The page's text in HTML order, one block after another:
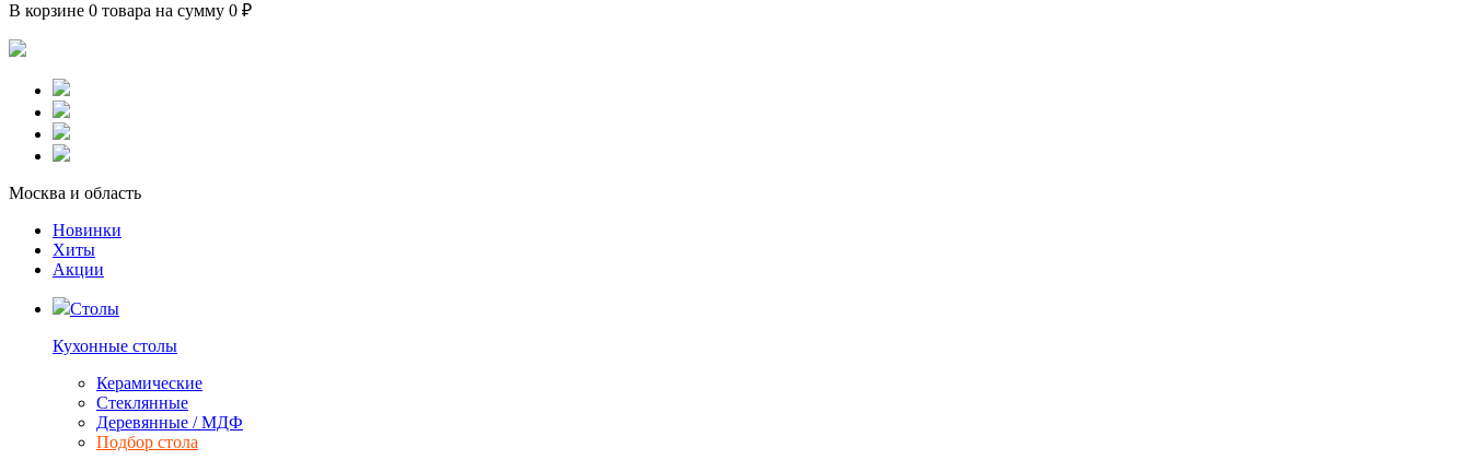
В корзине 0 товара на сумму 0 ₽
Москва и область
Новинки
Хиты
Акции
Столы
Кухонные столы
Керамические
Стеклянные
Деревянные / МДФ
Подбор стола